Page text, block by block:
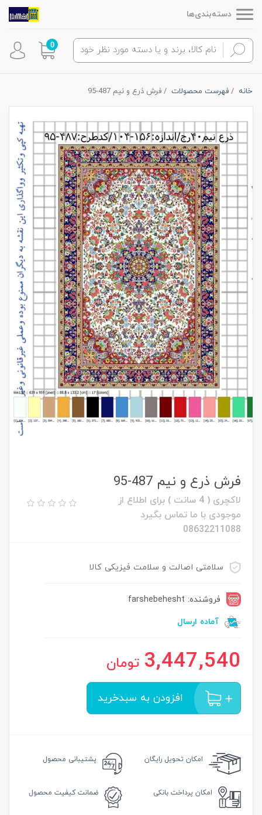
دسته‌بندی‌ها
0
خانه فهرست محصولات فرش ذرع و نیم 487-95
فرش ذرع و نیم 487-95
لاکچری ( 4 سانت ) برای اطلاع از
موجودی با ما تماس بگیرد
08632211088
سلامتی اصالت و سلامت فیزیکی کالا
فروشنده: farshebehesht
آماده ارسال
3,447,540 تومان
افزودن به سبدخرید
امکان تحویل رایگان پشتیبانی محصول
امکان پرداخت بانکی ضمانت کیفیت محصول